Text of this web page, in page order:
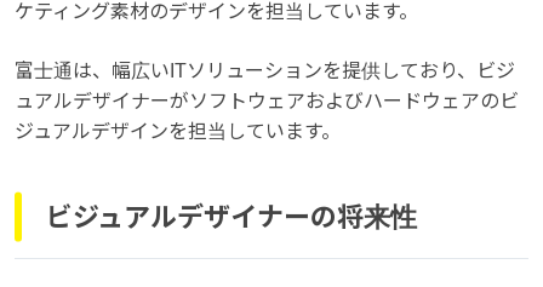
ケティング素材のデザインを担当しています。
富士通は、幅広いITソリューションを提供しており、ビジ
ュアルデザイナーがソフトウェアおよびハードウェアのビ
ジュアルデザインを担当しています。
ビジュアルデザイナーの将来性